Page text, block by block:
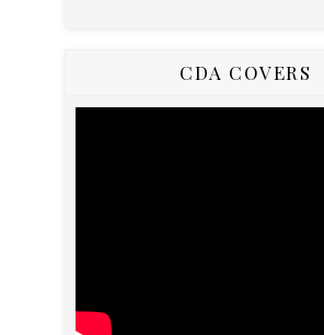
CDA COVERS